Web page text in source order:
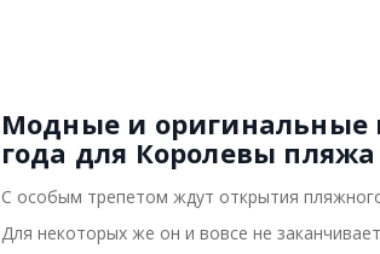
Модные и оригинальные
года для Королевы пляжа
С особым трепетом ждут открытия
Для некоторых же он и вовсе не